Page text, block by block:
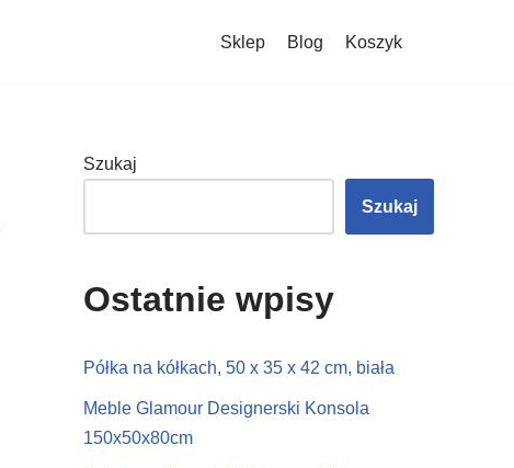
Sklep Blog Koszyk
Szukaj
Szukaj
Ostatnie wpisy
Półka na kółkach, 50 x 35 x 42 cm, biała
Meble Glamour Designerski Konsola
150x50x80cm